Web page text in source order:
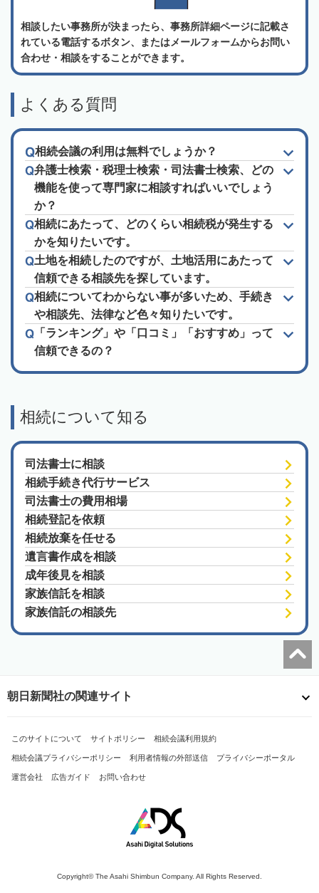
相談したい事務所が決まったら、事務所詳細ページに記載さ
れている電話するボタン、またはメールフォームからお問い
合わせ・相談をすることができます。
よくある質問
相続会議の利用は無料でしょうか？
弁護士検索・税理士検索・司法書士検索、どの
機能を使って専門家に相談すればいいでしょう
か？
相続にあたって、どのくらい相続税が発生する
かを知りたいです。
土地を相続したのですが、土地活用にあたって
信頼できる相談先を探しています。
相続についてわからない事が多いため、手続き
や相談先、法律など色々知りたいです。
「ランキング」や「口コミ」「おすすめ」って
信頼できるの？
相続について知る
司法書士に相談
相続手続き代行サービス
司法書士の費用相場
相続登記を依頼
相続放棄を任せる
遺言書作成を相談
成年後見を相談
家族信託を相談
家族信託の相談先
朝日新聞社の関連サイト
このサイトについて サイトポリシー 相続会議利用規約
相続会議プライバシーポリシー 利用者情報の外部送信 プライバシーポータル
運営会社 広告ガイド お問い合わせ
Copyright© The Asahi Shimbun Company. All Rights Reserved.